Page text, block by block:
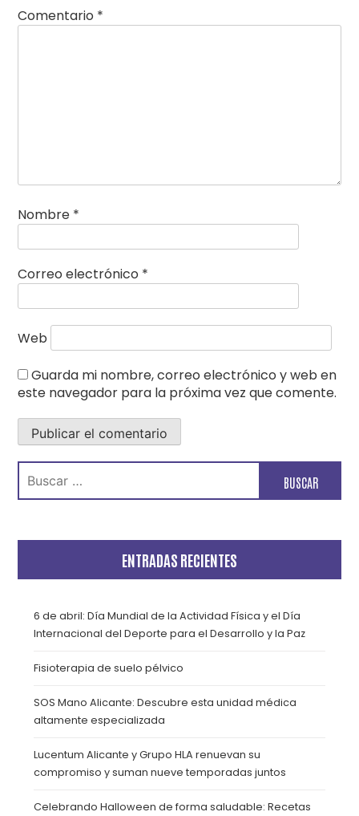
Comentario *
Nombre *
Correo electrónico *
Web
Guarda mi nombre, correo electrónico y web en
este navegador para la próxima vez que comente.
Buscar:
ENTRADAS RECIENTES
6 de abril: Día Mundial de la Actividad Física y el Día
Internacional del Deporte para el Desarrollo y la Paz
Fisioterapia de suelo pélvico
SOS Mano Alicante: Descubre esta unidad médica
altamente especializada
Lucentum Alicante y Grupo HLA renuevan su
compromiso y suman nueve temporadas juntos
Celebrando Halloween de forma saludable: Recetas